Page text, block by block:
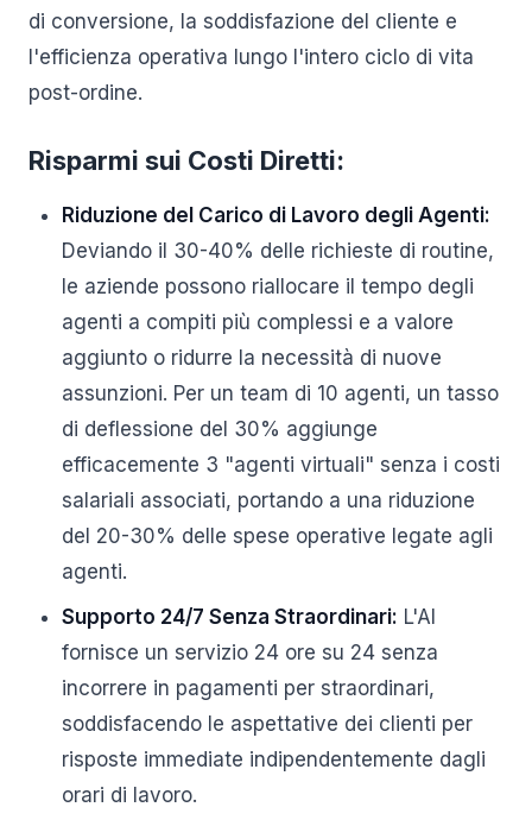
di conversione, la soddisfazione del cliente e
l'efficienza operativa lungo l'intero ciclo di vita
post-ordine.
Risparmi sui Costi Diretti:
Riduzione del Carico di Lavoro degli Agenti:
Deviando il 30-40% delle richieste di routine,
le aziende possono riallocare il tempo degli
agenti a compiti più complessi e a valore
aggiunto o ridurre la necessità di nuove
assunzioni. Per un team di 10 agenti, un tasso
di deflessione del 30% aggiunge
efficacemente 3 "agenti virtuali" senza i costi
salariali associati, portando a una riduzione
del 20-30% delle spese operative legate agli
agenti.
Supporto 24/7 Senza Straordinari: L'AI
fornisce un servizio 24 ore su 24 senza
incorrere in pagamenti per straordinari,
soddisfacendo le aspettative dei clienti per
risposte immediate indipendentemente dagli
orari di lavoro.